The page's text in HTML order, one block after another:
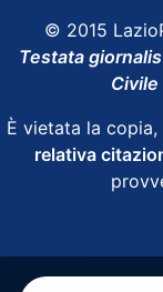
© 2015
Testata
Civile
È vietata la
relativa